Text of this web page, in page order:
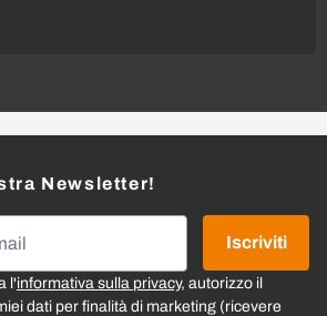
Newsletter!
l'informativa sulla privacy, autorizzo il
dati per finalità di marketing (ricevere
Iscriviti